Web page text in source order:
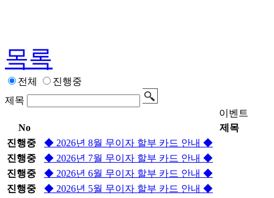
목록
전체
진행중
제목
이벤트
No
제목
진행중
◆ 2026년 8월 무이자 할부 카드 안내 ◆
진행중
◆ 2026년 7월 무이자 할부 카드 안내 ◆
진행중
◆ 2026년 6월 무이자 할부 카드 안내 ◆
진행중
◆ 2026년 5월 무이자 할부 카드 안내 ◆